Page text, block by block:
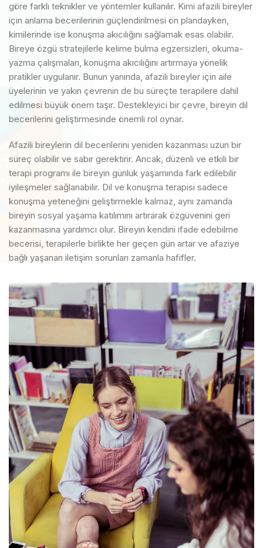
göre farklı teknikler ve yöntemler kullanılır. Kimi afazili bireyler
için anlama becerilerinin güçlendirilmesi ön plandayken,
kimilerinde ise konuşma akıcılığını sağlamak esas olabilir.
Bireye özgü stratejilerle kelime bulma egzersizleri, okuma-
yazma çalışmaları, konuşma akıcılığını artırmaya yönelik
pratikler uygulanır. Bunun yanında, afazili bireyler için aile
üyelerinin ve yakın çevrenin de bu süreçte terapilere dahil
edilmesi büyük önem taşır. Destekleyici bir çevre, bireyin dil
becerilerini geliştirmesinde önemli rol oynar.
Afazili bireylerin dil becerilerini yeniden kazanması uzun bir
süreç olabilir ve sabır gerektirir. Ancak, düzenli ve etkili bir
terapi programı ile bireyin günlük yaşamında fark edilebilir
iyileşmeler sağlanabilir. Dil ve konuşma terapisi sadece
konuşma yeteneğini geliştirmekle kalmaz, aynı zamanda
bireyin sosyal yaşama katılımını artırarak özgüvenini geri
kazanmasına yardımcı olur. Bireyin kendini ifade edebilme
becerisi, terapilerle birlikte her geçen gün artar ve afaziye
bağlı yaşanan iletişim sorunları zamanla hafifler.